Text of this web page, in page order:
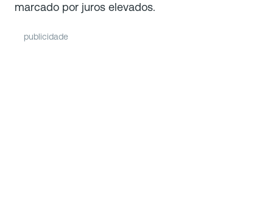
marcado por juros elevados.
publicidade